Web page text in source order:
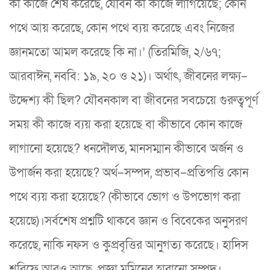
কী কাজে শেষ করেছে, যৌবন কী কাজে লাগিয়েছে; কোন
পথে আয় করেছে, কোন পথে ব্যয় করেছে এবং নিজের
জ্ঞানমতো আমল করেছে কি না।’ (তিরমিজি, ২/৬৭;
আরবাঈন, নববি: ১৯, ২০ ও ২১)। অর্থাৎ, জীবনের লক্ষ্য–
উদ্দেশ্য কী ছিল? যৌবনকাল বা জীবনের সবচেয়ে গুরুত্বপূর্ণ
সময় কী কাজে ব্যয় করা হয়েছে বা কীভাবে কোন কাজে
লাগানো হয়েছে? ধনদৌলত, মানসম্মান কীভাবে অর্জন ও
উপার্জন করা হয়েছে? অর্থ–সম্পদ, প্রভাব–প্রতিপত্তি কোন
পথে ব্যয় করা হয়েছে? (কীভাবে ভোগ ও উপভোগ করা
হয়েছে)।সর্বশেষ প্রশ্নটি থাকবে জ্ঞান ও বিবেকের অনুসরণ
করেছে, নাকি নফস ও কুপ্রবৃত্তির আনুগত্য করেছে। হাদিস